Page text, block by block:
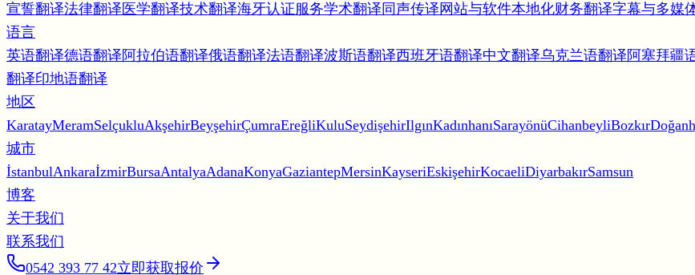
宣誓翻译法律翻译 医学翻译技术翻译海牙认证服务学术翻译 同声传译 网站与软件本地化财务翻译字幕与多媒
语言
英语翻译德语翻译 阿拉伯语翻译俄语翻译法语翻译波斯语翻译西班牙语翻译中文翻译乌克兰语翻译 阿塞拜疆
翻译印地语翻译
地区
KaratayMeramSelçukluAkşehirBeyşehirÇumraEreğliKuluSeydişehirIlgınKadınhanıSarayönüCihanbeyliBozkır
城市
İstanbulAnkaraİzmirBursaAntalyaAdanaKonyaGaziantepMersinKayseriEskişehirKocaeliDiyarbakırSamsun
博客
关于我们
联系我们
0542 393 77 42立即获取报价